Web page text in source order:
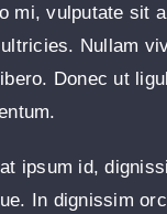
mi, vulputate sit
Nullam
Donec ut
ipsum id,
In dignissim